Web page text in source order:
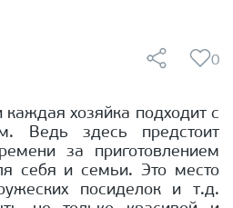
0
каждая хозяйка подходит с
Ведь здесь предстоит
за приготовлением
себя и семьи. Это место
посиделок и т.д.